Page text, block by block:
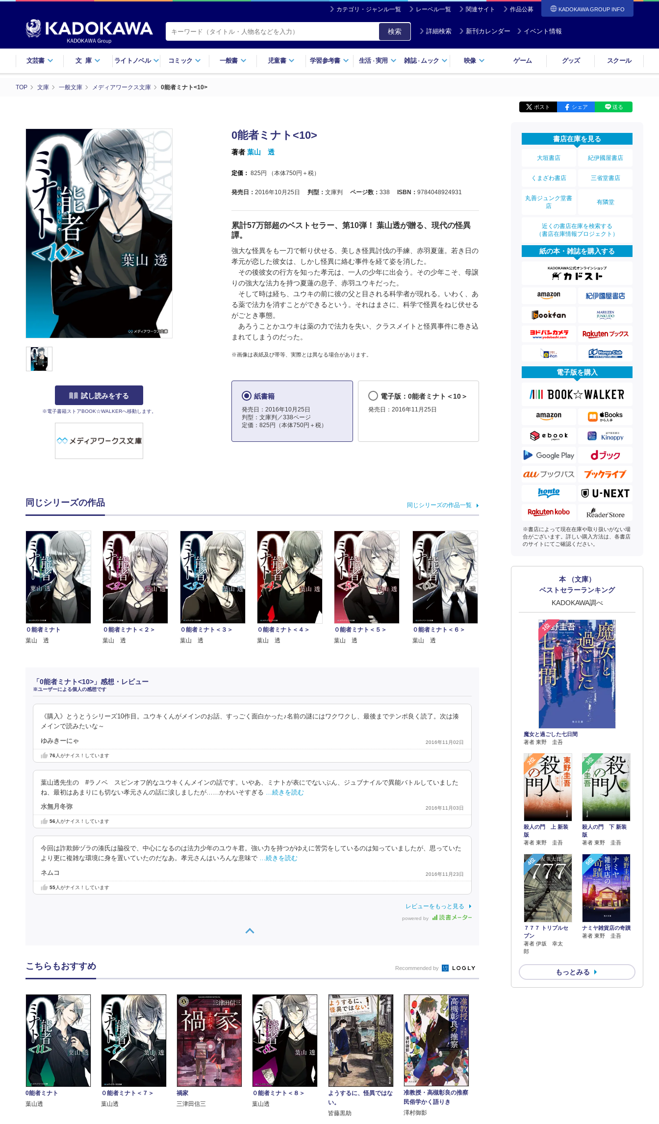
カテゴリ・ジャンル一覧 レーベル一覧 関連サイト 作品公募 KADOKAWA GROUP INFO
検索 詳細検索 新刊カレンダー イベント情報
文芸書 文庫 ライトノベル コミック 一般書 児童書 学習参考書 生活・実用 雑誌・ ムック 映像 ゲーム グッズ スクール
TOP 文庫 一般文庫 メディアワークス文庫 0能者ミナト<10>
ポスト シェア 送る
試し読みをする
※電子書籍ストアBOOK☆WALKERへ移動します。
0能者ミナト<10>
著者 葉山 透
定価： 825 円 （本体750円＋税）
発売日： 2016年10月25日 判型： 文庫判 ページ数： 338 ISBN： 9784048924931
累計57万部超のベストセラー、第10弾！ 葉山透が贈る、現代の怪異
譚。
強大な怪異をも一刀で斬り伏せる、美しき怪異討伐の手練、赤羽夏蓮。若き日の
孝元が恋した彼女は、しかし怪異に絡む事件を経て姿を消した。
その後彼女の行方を知った孝元は、一人の少年に出会う。その少年こそ、母譲
りの強大な法力を持つ夏蓮の息子、赤羽ユウキだった。
そして時は経ち、ユウキの前に彼の父と目される科学者が現れる。いわく、あ
る薬で法力を消すことができるという。それはまさに、科学で怪異をねじ伏せる
がごとき事態。
あろうことかユウキは薬の力で法力を失い、クラスメイトと怪異事件に巻き込
まれてしまうのだった。
※画像は表紙及び帯等、実際とは異なる場合があります。
紙書籍
発売日：2016年10月25日
判型：文庫判／338ページ
定価：825円（本体750円＋税）
電子版：0能者ミナト＜10＞
発売日：2016年11月25日
同じシリーズの作品 同じシリーズの作品一覧
０能者ミナト
葉山 透
０能者ミナト＜２＞
葉山 透
０能者ミナト＜３＞
葉山 透
０能者ミナト＜４＞
葉山 透
０能者ミナト＜５＞
葉山 透
０能者ミナト＜６＞
葉山 透
「0能者ミナト<10>」感想・レビュー
※ユーザーによる個人の感想です
《購入》とうとうシリーズ10作目。ユウキくんがメインのお話、すっごく面白かった♪名前の謎にはワクワクし、最後までテンポ良く読了。次は湊
メインで読みたいな～
ゆみきーにゃ 2016年11月02日
76人がナイス！しています
葉山透先生の #ラノベ スピンオフ的なユウキくんメインの話です。いやあ、ミナトが表にでないぶん、ジュブナイルで異能バトルしていました
ね、最初はあまりにも切ない孝元さんの話に涙しましたが……かわいそすぎる
…続きを読む
水無月冬弥 2016年11月03日
56人がナイス！しています
今回は詐欺師ヅラの湊氏は脇役で、中心になるのは法力少年のユウキ君。強い力を持つがゆえに苦労をしているのは知っていましたが、思っていた
より更に複雑な環境に身を置いていたのだなあ。孝元さんはいろんな意味で …続きを読む
ネムコ 2016年11月23日
55人がナイス！しています
レビューをもっと見る
powered by
書店在庫を見る
大垣書店 紀伊國屋書店
くまざわ書店 三省堂書店
丸善ジュンク堂書
店
有隣堂
近くの書店在庫を検索する
（書店在庫情報プロジェクト）
紙の本・雑誌を購入する
電子版を購入
※書店によって現在在庫や取り扱いがない場
合がございます。詳しい購入方法は、各書店
のサイトにてご確認ください。
本 （文庫）
ベストセラーランキング
KADOKAWA調べ
1位
魔女と過ごした七日間
著者 東野 圭吾
2位
殺人の門 上 新装
版
著者 東野 圭吾
3位
殺人の門 下 新装
版
著者 東野 圭吾
4位
７７７ トリプルセ
ブン
著者 伊坂 幸太
郎
5位
ナミヤ雑貨店の奇蹟
著者 東野 圭吾
もっとみる
こちらもおすすめ Recommended by
0能者ミナト
葉山透
０能者ミナト＜７＞
葉山透
禍家
三津田信三
０能者ミナト＜８＞
葉山透
ようするに、怪異ではな
い。
皆藤黒助
准教授・高槻彰良の推察
民俗学かく語りき
澤村御影